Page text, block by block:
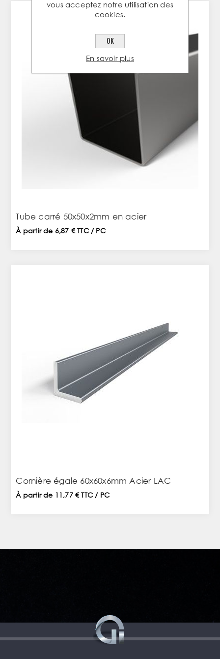
Tube carré 50x50x2mm en acier
À partir de 6,87 € TTC / PC
Cornière égale 60x60x6mm Acier LAC
À partir de 11,77 € TTC / PC
vous acceptez notre utilisation des
cookies.
OK
En savoir plus